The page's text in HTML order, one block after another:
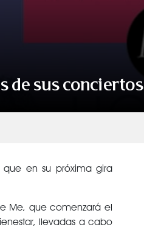
de sus conciertos
en su próxima gira
Me, que comenzará el
llevadas a cabo